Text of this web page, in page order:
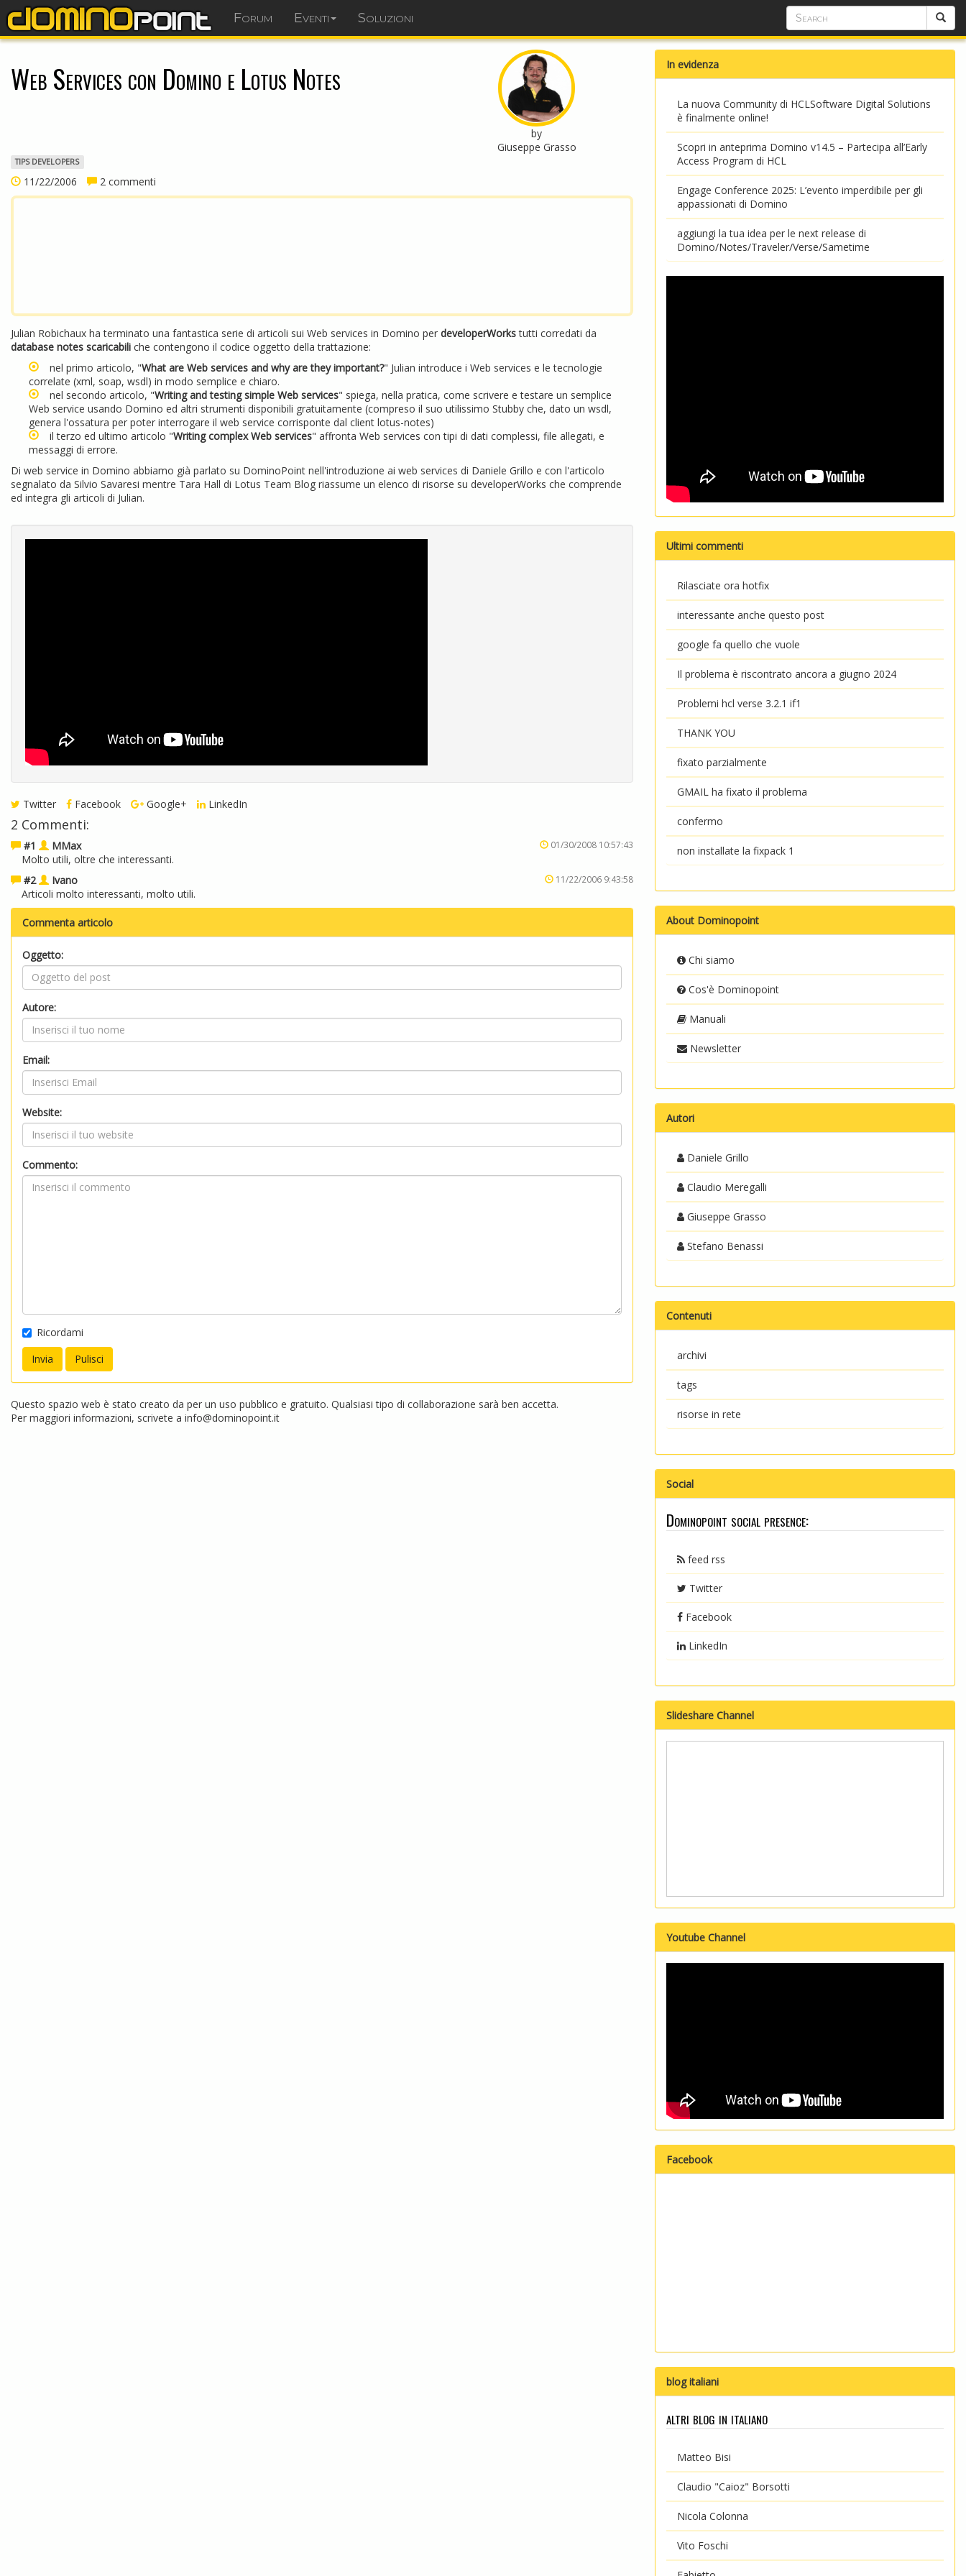
Forum Eventi Soluzioni
Web Services con Domino e Lotus Notes
by
Giuseppe Grasso
TIPS DEVELOPERS
11/22/2006 2 commenti
Julian Robichaux ha terminato una fantastica serie di articoli sui Web services in Domino per developerWorkstutti corredati da
database notes scaricabili che contengono il codice oggetto della trattazione:
nel primo articolo, "What are Web services and why are they important?" Julian introduce i Web services e le tecnologie
correlate (xml, soap, wsdl) in modo semplice e chiaro.
nel secondo articolo, "Writing and testing simple Web services" spiega, nella pratica, come scrivere e testare un semplice
Web service usando Domino ed altri strumenti disponibili gratuitamente (compreso il suo utilissimoStubby che, dato un wsdl,
genera l'ossatura per poter interrogare il web service corrisponte dal client lotus-notes)
il terzo ed ultimo articolo "Writing complex Web services" affronta Web services con tipi di dati complessi, file allegati, e
messaggi di errore.
Di web service in Domino abbiamo già parlato su DominoPoint nell'introduzione ai web services di Daniele Grillo e con l'articolo
segnalato da Silvio Savaresi mentre Tara Hall di Lotus Team Blog riassume un elenco di risorse su developerWorks che comprende
ed integra gli articoli di Julian.
Twitter Facebook Google+ LinkedIn
2 Commenti:
#1 MMax 01/30/2008 10:57:43
Molto utili, oltre che interessanti.
#2
Ivano 11/22/2006 9:43:58
Articoli molto interessanti, molto utili.
Commenta articolo
Oggetto:
Autore:
Email:
Website:
Commento:
Ricordami
Questo spazio web è stato creato da per un uso pubblico e gratuito. Qualsiasi tipo di collaborazione sarà ben accetta.
Per maggiori informazioni, scrivete a info@dominopoint.it
In evidenza
La nuova Community di HCLSoftware Digital Solutions
è finalmente online!
Scopri in anteprima Domino v14.5 – Partecipa all’Early
Access Program di HCL
Engage Conference 2025: L’evento imperdibile per gli
appassionati di Domino
aggiungi la tua idea per le next release di
Domino/Notes/Traveler/Verse/Sametime
Ultimi commenti
Rilasciate ora hotfix
interessante anche questo post
google fa quello che vuole
Il problema è riscontrato ancora a giugno 2024
Problemi hcl verse 3.2.1 if1
THANK YOU
fixato parzialmente
GMAIL ha fixato il problema
confermo
non installate la fixpack 1
About Dominopoint
Chi siamo
Cos'è Dominopoint
Manuali
Newsletter
Autori
Daniele Grillo
Claudio Meregalli
Giuseppe Grasso
Stefano Benassi
Contenuti
archivi
tags
risorse in rete
Social
Dominopoint social presence:
feed rss
Twitter
Facebook
LinkedIn
Slideshare Channel
Youtube Channel
Facebook
blog italiani
altri blog in italiano
Matteo Bisi
Claudio "Caioz" Borsotti
Nicola Colonna
Vito Foschi